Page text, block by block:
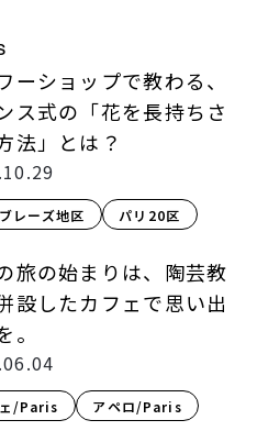
ーショップで教わる、
ス式の「花を長持ちさ
法」とは？
レーズ地区 パリ20区
旅の始まりは、陶芸教
設したカフェで思い出
。
/Paris アペロ/Paris